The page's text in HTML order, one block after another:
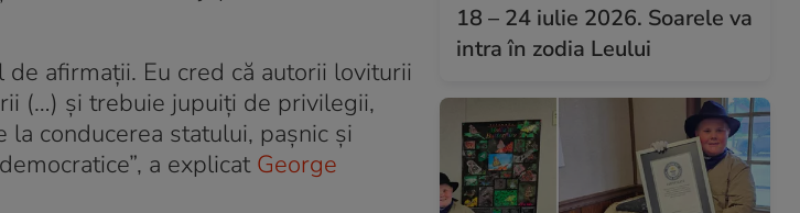
afirmații. Eu cred că autorii loviturii
(…) și trebuie jupuiți de privilegii,
conducerea statului, pașnic și
a explicat George
18 – 24 iulie 2026. Soarele va
intra în zodia Leului